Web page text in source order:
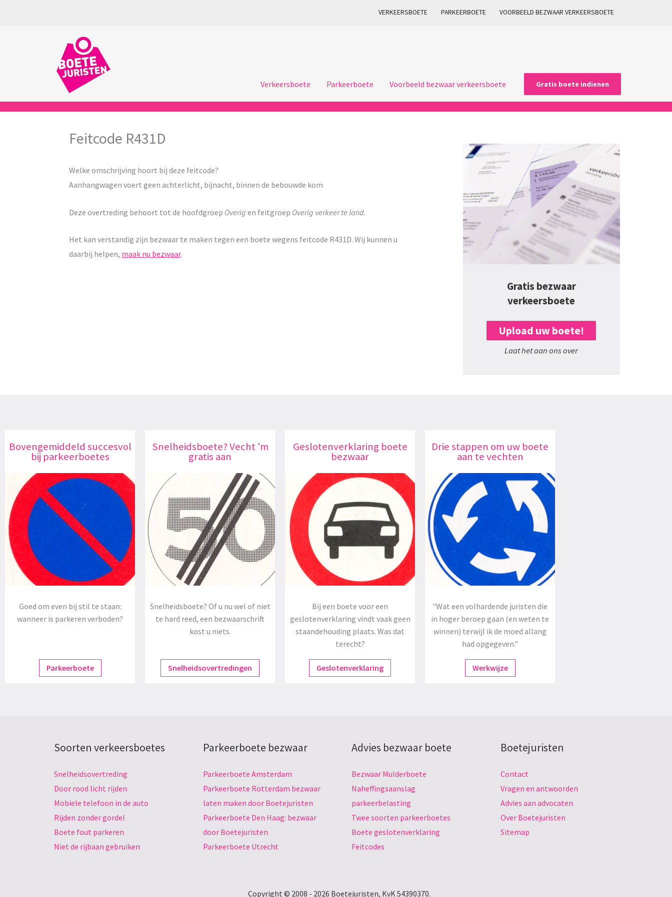
VERKEERSBOETE PARKEERBOETE VOORBEELD BEZWAAR VERKEERSBOETE
Verkeersboete Parkeerboete Voorbeeld bezwaar verkeersboete Gratis boete indienen
Feitcode R431D
Welke omschrijving hoort bij deze feitcode?
Aanhangwagen voert geen achterlicht, bijnacht, binnen de bebouwde kom
Deze overtreding behoort tot de hoofdgroep Overig en feitgroep Overig verkeer te land.
Het kan verstandig zijn bezwaar te maken tegen een boete wegens feitcode R431D. Wij kunnen u
daarbij helpen, maak nu bezwaar.
Gratis bezwaar
verkeersboete
Upload uw boete!
Laat het aan ons over
Bovengemiddeld succesvol
bij parkeerboetes
Goed om even bij stil te staan:
wanneer is parkeren verboden?
Parkeerboete
Snelheidsboete? Vecht 'm
gratis aan
Snelheidsboete? Of u nu wel of niet
te hard reed, een bezwaarschrift
kost u niets.
Snelheidsovertredingen
Geslotenverklaring boete
bezwaar
Bij een boete voor een
geslotenverklaring vindt vaak geen
staandehouding plaats. Was dat
terecht?
Geslotenverklaring
Drie stappen om uw boete
aan te vechten
"Wat een volhardende juristen die
in hoger beroep gaan (en weten te
winnen) terwijl ik de moed allang
had opgegeven."
Werkwijze
Soorten verkeersboetes
Snelheidsovertreding
Door rood licht rijden
Mobiele telefoon in de auto
Rijden zonder gordel
Boete fout parkeren
Niet de rijbaan gebruiken
Parkeerboete bezwaar
Parkeerboete Amsterdam
Parkeerboete Rotterdam bezwaar
laten maken door Boetejuristen
Parkeerboete Den Haag: bezwaar
door Boetejuristen
Parkeerboete Utrecht
Advies bezwaar boete
Bezwaar Mulderboete
Naheffingsaanslag
parkeerbelasting
Twee soorten parkeerboetes
Boete geslotenverklaring
Feitcodes
Boetejuristen
Contact
Vragen en antwoorden
Advies aan advocaten
Over Boetejuristen
Sitemap
Copyright © 2008 - 2026 Boetejuristen, KvK 54390370.